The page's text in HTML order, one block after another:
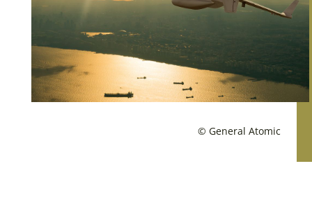
© General Atomic